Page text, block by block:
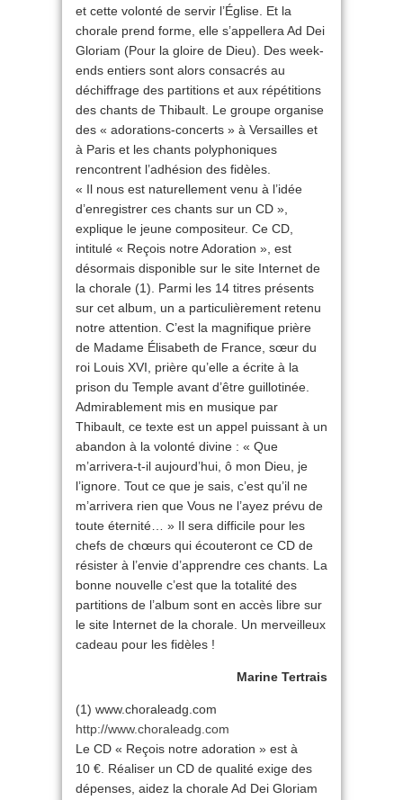
et cette volonté de servir l’Église. Et la
chorale prend forme, elle s’appellera Ad Dei
Gloriam (Pour la gloire de Dieu). Des week-
ends entiers sont alors consacrés au
déchiffrage des partitions et aux répétitions
des chants de Thibault. Le groupe organise
des « adorations-concerts » à Versailles et
à Paris et les chants polyphoniques
rencontrent l’adhésion des fidèles.
« Il nous est naturellement venu à l’idée
d’enregistrer ces chants sur un CD »,
explique le jeune compositeur. Ce CD,
intitulé « Reçois notre Adoration », est
désormais disponible sur le site Internet de
la chorale (1). Parmi les 14 titres présents
sur cet album, un a particulièrement retenu
notre attention. C’est la magnifique prière
de Madame Élisabeth de France, sœur du
roi Louis XVI, prière qu’elle a écrite à la
prison du Temple avant d’être guillotinée.
Admirablement mis en musique par
Thibault, ce texte est un appel puissant à un
abandon à la volonté divine : « Que
m’arrivera-t-il aujourd’hui, ô mon Dieu, je
l’ignore. Tout ce que je sais, c’est qu’il ne
m’arrivera rien que Vous ne l’ayez prévu de
toute éternité… » Il sera difficile pour les
chefs de chœurs qui écouteront ce CD de
résister à l’envie d’apprendre ces chants. La
bonne nouvelle c’est que la totalité des
partitions de l’album sont en accès libre sur
le site Internet de la chorale. Un merveilleux
cadeau pour les fidèles !
Marine Tertrais
(1) www.choraleadg.com
http://www.choraleadg.com
Le CD « Reçois notre adoration » est à
10 €. Réaliser un CD de qualité exige des
dépenses, aidez la chorale Ad Dei Gloriam